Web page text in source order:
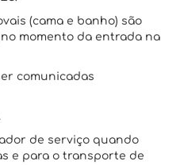
(cama e banho) são
momento da entrada na
comunicadas
de serviço quando
e para o transporte de